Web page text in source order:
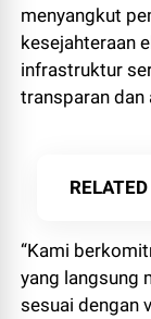
menyangkut
kesejahteraan
infrastruktur
transparan dan
“Kami
yang langsung
sesuai dengan